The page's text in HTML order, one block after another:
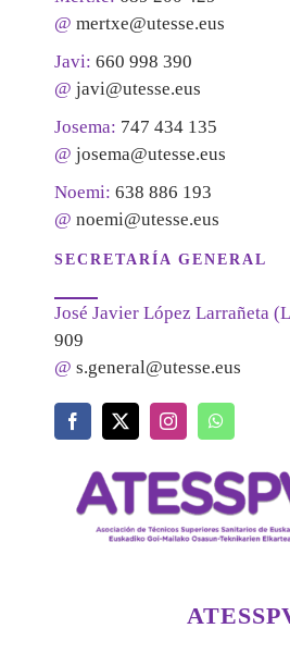
@ mertxe@utesse.eus
Javi: 660 998 390
@ javi@utesse.eus
Josema: 747 434 135
@ josema@utesse.eus
Noemi: 638 886 193
@ noemi@utesse.eus
SECRETARÍA GENERAL
José Javier López Larrañeta
909
@ s.general@utesse.eus